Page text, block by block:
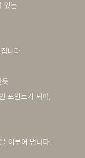
있는
니다.
듯
포인트가 되며,
이루어 냅니다.